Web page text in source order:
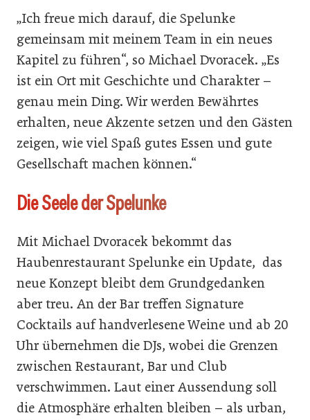
„Ich freue mich darauf, die Spelunke
gemeinsam mit meinem Team in ein neues
Kapitel zu führen“, so Michael Dvoracek. „Es
ist ein Ort mit Geschichte und Charakter –
genau mein Ding. Wir werden Bewährtes
erhalten, neue Akzente setzen und den Gästen
zeigen, wie viel Spaß gutes Essen und gute
Gesellschaft machen können.“
Die Seele der Spelunke
Mit Michael Dvoracek bekommt das
Haubenrestaurant Spelunke ein Update, das
neue Konzept bleibt dem Grundgedanken
aber treu. An der Bar treffen Signature
Cocktails auf handverlesene Weine und ab 20
Uhr übernehmen die DJs, wobei die Grenzen
zwischen Restaurant, Bar und Club
verschwimmen. Laut einer Aussendung soll
die Atmosphäre erhalten bleiben – als urban,